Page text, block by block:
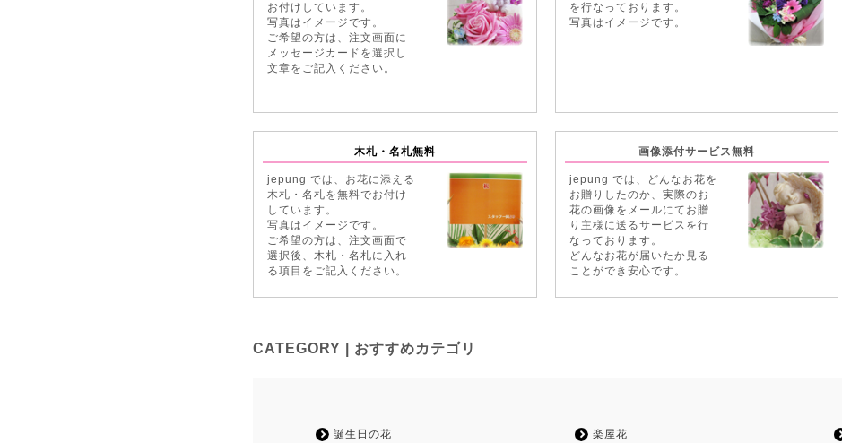
お付けしています。
写真はイメージです。
ご希望の方は、注文画面に
メッセージカードを選択し
文章をご記入ください。
を行なっております。
写真はイメージです。
木札・名札無料
jepung では、お花に添える
木札・名札を無料でお付け
しています。
写真はイメージです。
ご希望の方は、注文画面で
選択後、木札・名札に入れ
る項目をご記入ください。
画像添付サービス無料
jepung では、どんなお花を
お贈りしたのか、実際のお
花の画像をメールにてお贈
り主様に送るサービスを行
なっております。
どんなお花が届いたか見る
ことができ安心です。
CATEGORY | おすすめカテゴリ
誕生日の花
楽屋花